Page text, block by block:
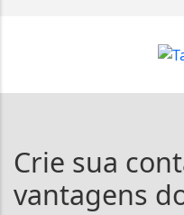
Crie sua
vantagens